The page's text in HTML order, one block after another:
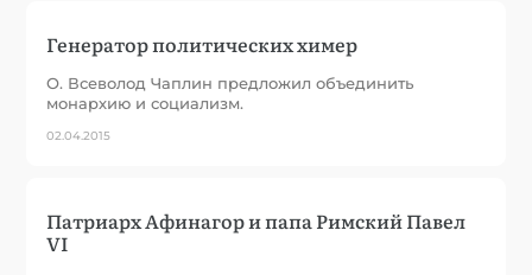
Генератор политических химер
О. Всеволод Чаплин предложил объединить
монархию и социализм.
02.04.2015
Патриарх Афинагор и папа Римский Павел
VI